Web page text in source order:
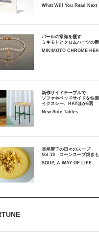
What Will You Read Next
パールの常識を覆す
ミキモトとクロムハーツの
MIKIMOTO CHROME
新作サイドテーブルで
ソファやベッドサイドを快適
イクスシー、HAYほか6選
New Side Tables
長尾智子の日々のスープ
Vol.19 コーンスープ焼きも
SOUP, A WAY OF LIFE